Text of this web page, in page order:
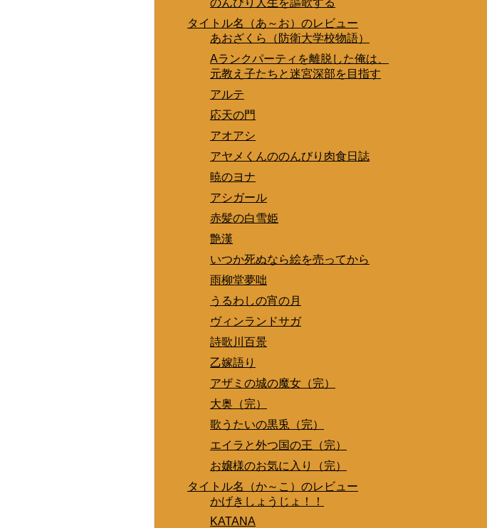
のんびり人生を謳歌する
タイトル名（あ～お）のレビュー
あおざくら（防衛大学校物語）
Aランクパーティを離脱した俺は、
元教え子たちと迷宮深部を目指す
アルテ
応天の門
アオアシ
アヤメくんののんびり肉食日誌
暁のヨナ
アシガール
赤髪の白雪姫
艶漢
いつか死ぬなら絵を売ってから
雨柳堂夢咄
うるわしの宵の月
ヴィンランドサガ
詩歌川百景
乙嫁語り
アザミの城の魔女（完）
大奥（完）
歌うたいの黒兎（完）
エイラと外つ国の王（完）
お嬢様のお気に入り（完）
タイトル名（か～こ）のレビュー
かげきしょうじょ！！
KATANA